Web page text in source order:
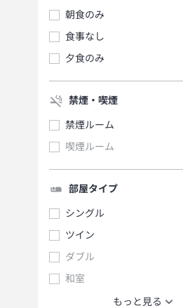
朝食のみ
食事なし
夕食のみ
禁煙・喫煙
禁煙ルーム
喫煙ルーム
部屋タイプ
シングル
ツイン
ダブル
和室
もっと見る